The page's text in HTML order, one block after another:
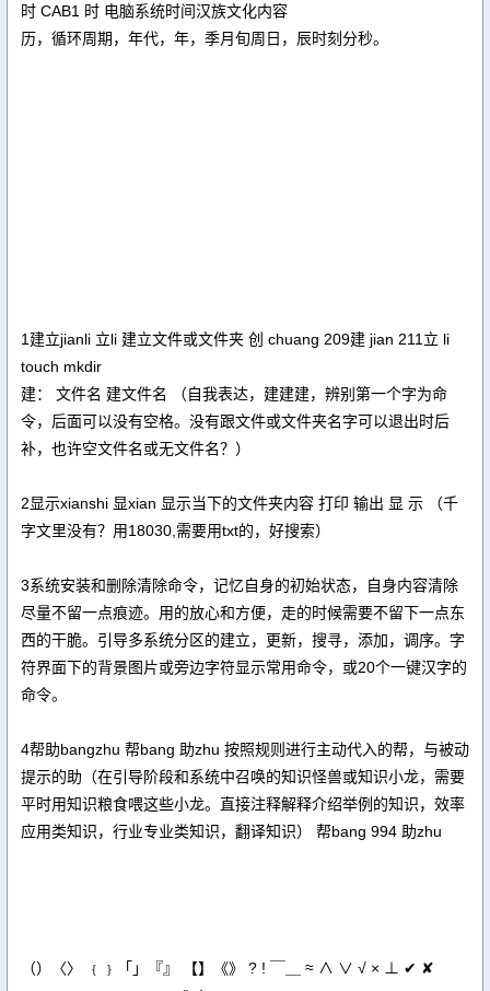
时 CAB1 时 电脑系统时间汉族文化内容
历，循环周期，年代，年，季月旬周日，辰时刻分秒。
1建立jianli 立li 建立文件或文件夹 创 chuang 209建 jian 211立 li
touch mkdir
建： 文件名 建文件名 （自我表达，建建建，辨别第一个字为命
令，后面可以没有空格。没有跟文件或文件夹名字可以退出时后
补，也许空文件名或无文件名？）
2显示xianshi 显xian 显示当下的文件夹内容 打印 输出 显 示 （千
字文里没有？用18030,需要用txt的，好搜索）
3系统安装和删除清除命令，记忆自身的初始状态，自身内容清除
尽量不留一点痕迹。用的放心和方便，走的时候需要不留下一点东
西的干脆。引导多系统分区的建立，更新，搜寻，添加，调序。字
符界面下的背景图片或旁边字符显示常用命令，或20个一键汉字的
命令。
4帮助bangzhu 帮bang 助zhu 按照规则进行主动代入的帮，与被动
提示的助（在引导阶段和系统中召唤的知识怪兽或知识小龙，需要
平时用知识粮食喂这些小龙。直接注释解释介绍举例的知识，效率
应用类知识，行业专业类知识，翻译知识） 帮bang 994 助zhu
（）〈〉 ﹛﹜「」『』 【】《》 ? ! ￣＿ ≈ ∧ ∨ √ × ⊥ ✔ ✘